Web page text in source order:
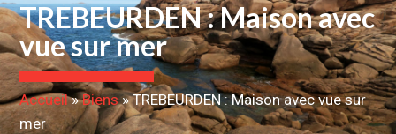
TREBEURDEN : Maison avec
vue sur mer
Accueil»Biens»TREBEURDEN : Maison avec vue sur
mer